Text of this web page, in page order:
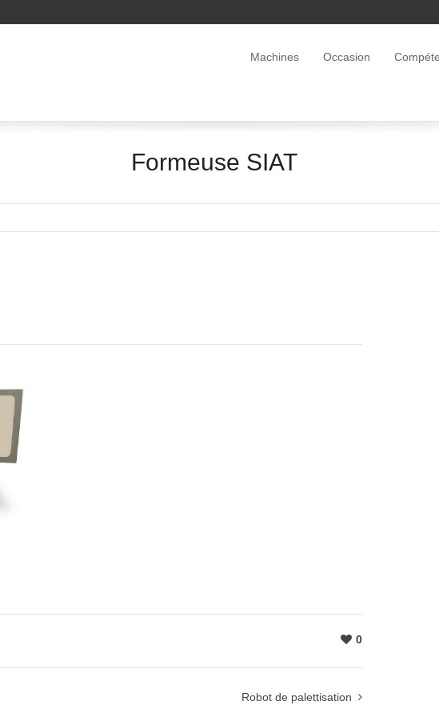
Machines Occasion
Formeuse SIAT
0
Robot de palettisation